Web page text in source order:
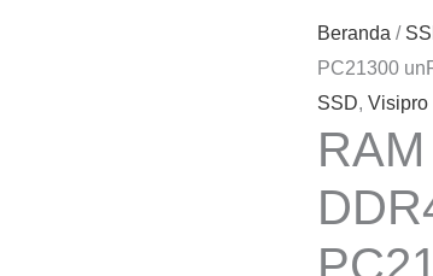
Beranda /
PC21300
SSD,Visipro